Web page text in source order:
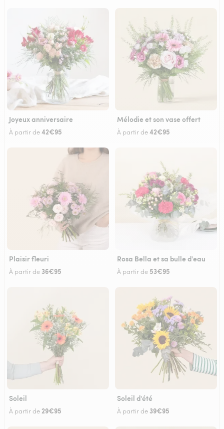
Joyeux anniversaire
À partir de42€95
Mélodie et son vase offert
À partir de42€95
Plaisir fleuri
À partir de 36€95
Rosa Bella et sa bulle d'eau
À partir de 53€95
Soleil
À partir de 29€95
Soleil d'été
À partir de 39€95